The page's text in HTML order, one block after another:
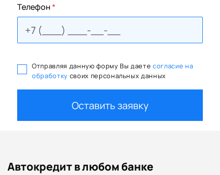
Телефон*
Отправляя данную форму Вы даете согласие на
обработку своих персональных данных
Оставить заявку
Автокредит в любом банке